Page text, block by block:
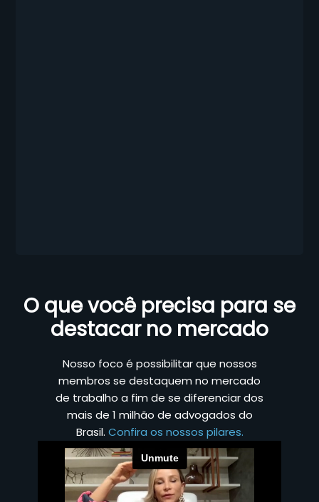
O que você precisa para se
destacar no mercado
Nosso foco é possibilitar que nossos
membros se destaquem no mercado
de trabalho a fim de se diferenciar dos
mais de 1 milhão de advogados do
Brasil. Confira os nossos pilares.